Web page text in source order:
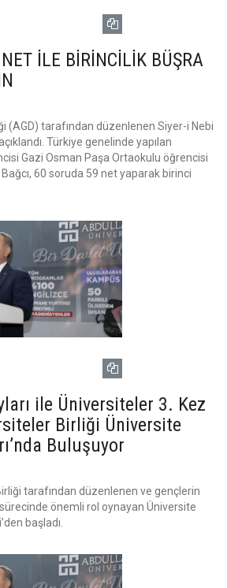
İLE BİRİNCİLİK BÜŞRA
(AGD) tarafından düzenlenen Siyer-i Nebi
Türkiye genelinde yapılan
Gazi Osman Paşa Ortaokulu öğrencisi
Bağcı, 60 soruda 59 net yaparak birinci
ile Üniversiteler 3. Kez
Birliği Üniversite
Buluşuyor
tarafından düzenlenen ve gençlerin
önemli rol oynayan Üniversite
başladı.